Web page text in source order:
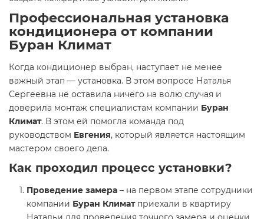
Профессиональная установка
кондиционера от компании
Буран Климат
Когда кондиционер выбран, наступает не менее
важный этап — установка. В этом вопросе Наталья
Сергеевна не оставила ничего на волю случая и
доверила монтаж специалистам компании Буран
Климат. В этом ей помогла команда под
руководством Евгения, который является настоящим
мастером своего дела.
Как проходил процесс установки?
Проведение замера – на первом этапе сотрудники
компании Буран Климатприехали в квартиру